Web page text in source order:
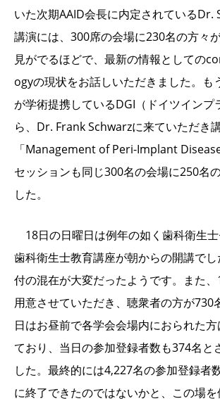
いた次期AAID会長に内定されているDr.
講演には、300席の会場に230名の方々
見がでるほどで、最新の情報としての
ogyの現状をお話しいただきました。も
が学術提携しているDGI（ドイツインプ
ら、Dr. Frank Schwarzに来ていただき
「Management of Peri-Implant
セッションも同じ300名の会場に250名
した。
18日の日曜日は例年の如く歯科衛生
歯科衛生士教育講座が朝からの開講で
付の混在が大変だったようです。また
用意させていただき、聴衆者の方が730
日はお昼前で各学会会場内におられた
ており、当日の参加登録者数も374名と
した。最終的には4,227名の参加登録者
に終了できたのではないかと、この場